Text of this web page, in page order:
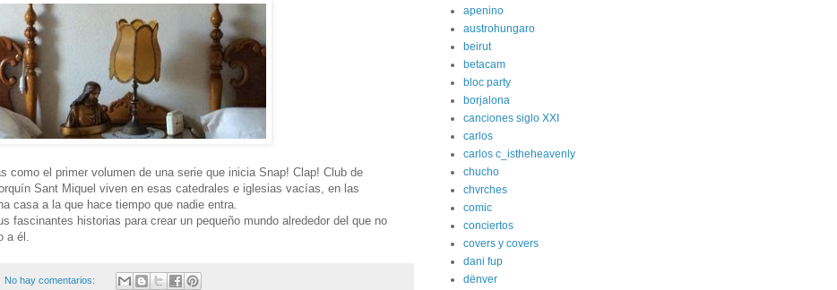
como el primer volumen de una serie que inicia Snap! Clap! Club de
Sant Miquel viven en esas catedrales e iglesias vacías, en las
casa a la que hace tiempo que nadie entra.
fascinantes historias para crear un pequeño mundo alrededor del que no
él.
No hay comentarios:
apenino
austrohungaro
beirut
betacam
bloc party
borjalona
canciones siglo XXI
carlos
carlos c_istheheavenly
chucho
chvrches
comic
conciertos
covers y covers
dani fup
dënver